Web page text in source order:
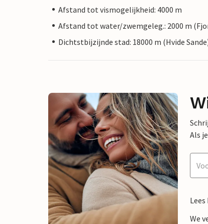
Afstand tot vismogelijkheid: 4000 m
Afstand tot water/zwemgeleg.: 2000 m
Dichtstbijzijnde stad: 18000 m (Hvide
Als
Lees
We